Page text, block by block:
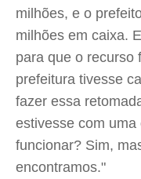
milhões, e o
milhões em caixa.
para que o recurso
prefeitura tivesse
fazer essa
estivesse com
funcionar? Sim,
encontramos."